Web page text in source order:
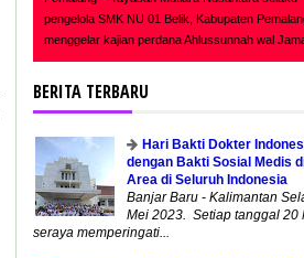
pengelola SMK NU 01 Belik, Kabupaten
menggelar kajian perdana Ahlussunnah wal
BERITA TERBARU
Hari Bakti Dokter
dengan Bakti Sosial Medis
Area di Seluruh Indonesia
Banjar Baru - Kalimantan
Mei 2023. Setiap tanggal 20
seraya memperingati...